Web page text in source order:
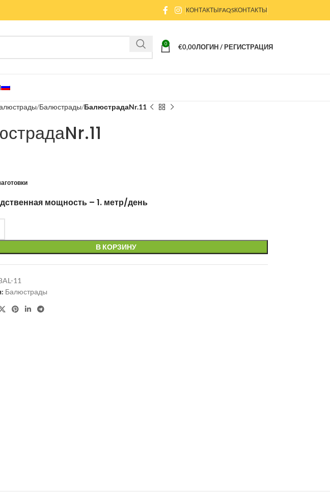
КОНТАКТЫFAQSКОНТАКТЫ
0 €0,00ЛОГИН / РЕГИСТРАЦИЯ
Балюстрады БалюстрадаNr.11
мощность – 1. метр/день
В КОРЗИНУ
11
Балюстрады